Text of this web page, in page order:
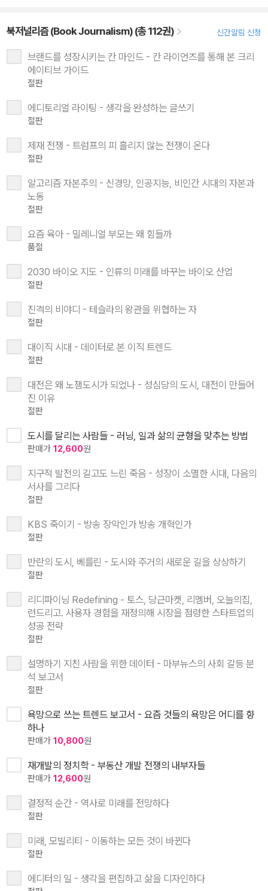
북저널리즘 (Book Journalism) (총 112권) 신간알림 신청
브랜드를 성장시키는 칸 마인드 - 칸 라이언즈를 통해 본 크리
에이티브 가이드
절판
에디토리얼 라이팅 - 생각을 완성하는 글쓰기
절판
제재 전쟁 - 트럼프의 피 흘리지 않는 전쟁이 온다
절판
알고리즘 자본주의 - 신경망, 인공지능, 비인간 시대의 자본과
노동
절판
요즘 육아 - 밀레니얼 부모는 왜 힘들까
품절
2030 바이오 지도 - 인류의 미래를 바꾸는 바이오 산업
절판
진격의 비야디 - 테슬라의 왕관을 위협하는 자
절판
대이직 시대 - 데이터로 본 이직 트렌드
절판
대전은 왜 노잼도시가 되었나 - 성심당의 도시, 대전이 만들어
진 이유
절판
도시를 달리는 사람들 - 러닝, 일과 삶의 균형을 맞추는 방법
판매가 12,600원
지구적 발전의 길고도 느린 죽음 - 성장이 소멸한 시대, 다음의
서사를 그리다
절판
KBS 죽이기 - 방송 장악인가 방송 개혁인가
절판
반란의 도시, 베를린 - 도시와 주거의 새로운 길을 상상하기
절판
리디파이닝 Redefining - 토스, 당근마켓, 리멤버, 오늘의집,
런드리고. 사용자 경험을 재정의해 시장을 점령한 스타트업의
성공 전략
절판
설명하기 지친 사람을 위한 데이터 - 마부뉴스의 사회 갈등 분
석 보고서
절판
욕망으로 쓰는 트렌드 보고서 - 요즘 것들의 욕망은 어디를 향
하나
판매가 10,800원
재개발의 정치학 - 부동산 개발 전쟁의 내부자들
판매가 12,600원
결정적 순간 - 역사로 미래를 전망하다
절판
미래, 모빌리티 - 이동하는 모든 것이 바뀐다
절판
에디터의 일 - 생각을 편집하고 삶을 디자인하다